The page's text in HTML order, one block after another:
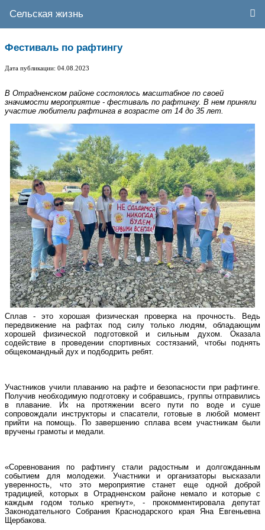
Сельская жизнь
Фестиваль по рафтингу
Дата публикации: 04.08.2023
В Отрадненском районе состоялось масштабное по своей
значимости мероприятие - фестиваль по рафтингу. В нем приняли
участие любители рафтинга в возрасте от 14 до 35 лет.
Сплав - это хорошая физическая проверка на прочность. Ведь
передвижение на рафтах под силу только людям, обладающим
хорошей физической подготовкой и сильным духом. Оказала
содействие в проведении спортивных состязаний, чтобы поднять
общекомандный дух и подбодрить ребят.
Участников учили плаванию на рафте и безопасности при рафтинге.
Получив необходимую подготовку и собравшись, группы отправились
в плавание. Их на протяжении всего пути по воде и суше
сопровождали инструкторы и спасатели, готовые в любой момент
прийти на помощь. По завершению сплава всем участникам были
вручены грамоты и медали.
«Соревнования по рафтингу стали радостным и долгожданным
событием для молодежи. Участники и организаторы высказали
уверенность, что это мероприятие станет еще одной доброй
традицией, которых в Отрадненском районе немало и которые с
каждым годом только крепнут», - прокомментировала депутат
Законодательного Собрания Краснодарского края Яна Евгеньевна
Щербакова.